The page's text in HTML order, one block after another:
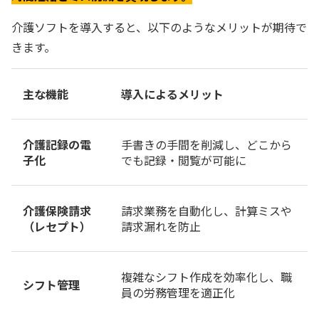
介護ソフトを導入すると、以下のようなメリットが期待で
きます。
主な機能 導入によるメリット
介護記録の電
子化
手書きの手間を削減し、どこから
でも記録・閲覧が可能に
介護保険請求
（レセプト）
請求業務を自動化し、計算ミスや
請求漏れを防止
シフト管理
複雑なシフト作成を効率化し、職
員の労務管理を適正化